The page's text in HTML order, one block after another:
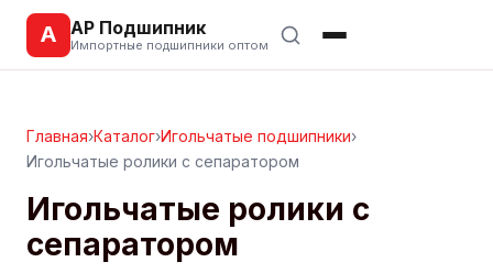
А АР Подшипник
Импортные подшипники оптом
Главная›Каталог›Игольчатые подшипники›
Игольчатые ролики с сепаратором
Игольчатые ролики с
сепаратором